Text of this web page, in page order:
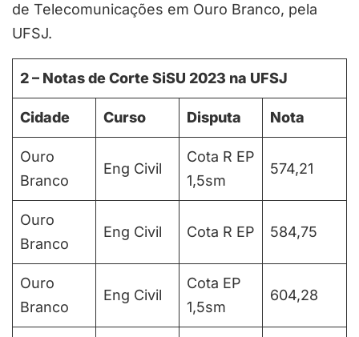
de Telecomunicações em Ouro Branco, pela
UFSJ.
2 – Notas de Corte SiSU 2023 na UFSJ
Cidade Curso Disputa Nota
Ouro
Branco
Eng Civil
Cota R EP
1,5sm
574,21
Ouro
Branco
Eng Civil Cota R EP 584,75
Ouro
Branco
Eng Civil
Cota EP
1,5sm
604,28